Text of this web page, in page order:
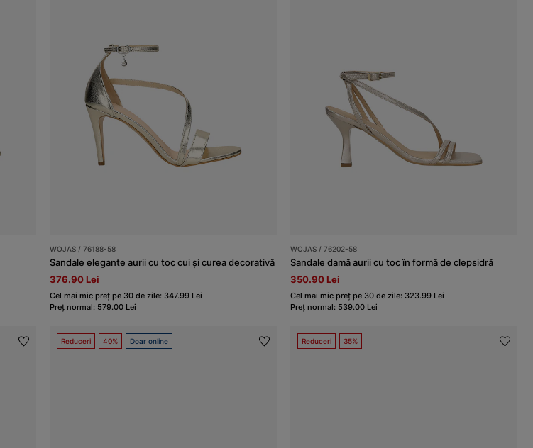
WOJAS / 76188-58
Sandale elegante aurii cu toc cui și curea decorativă
376.90 Lei
Cel mai mic preț pe 30 de zile: 347.99 Lei
Preț normal: 579.00 Lei
WOJAS / 76202-58
Sandale damă aurii cu toc în formă de clepsidră
350.90 Lei
Cel mai mic preț pe 30 de zile: 323.99 Lei
Preț normal: 539.00 Lei
Reduceri 40% Doar online Reduceri 35%